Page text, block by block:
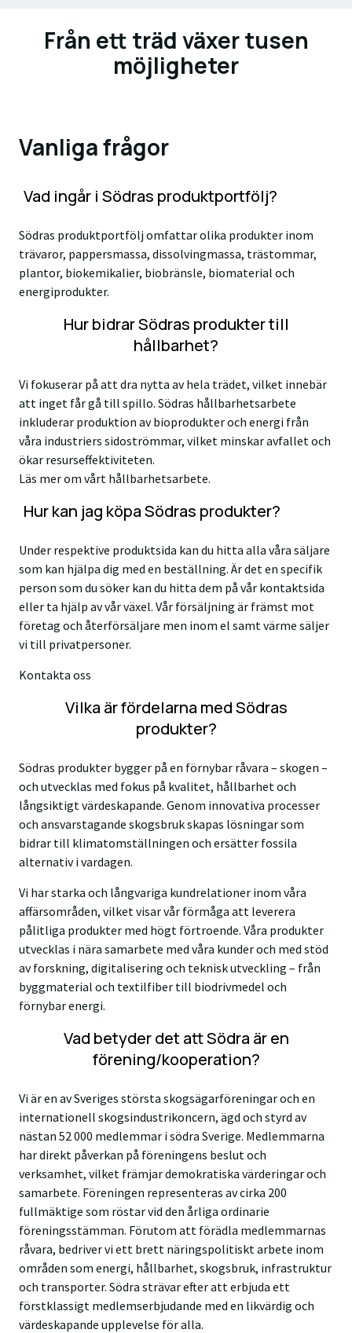
Från ett träd växer tusen
möjligheter
Vanliga frågor
Vad ingår i Södras produktportfölj?
Södras produktportfölj omfattar olika produkter inom
trävaror, pappersmassa, dissolvingmassa, trästommar,
plantor, biokemikalier, biobränsle, biomaterial och
energiprodukter.
Hur bidrar Södras produkter till
hållbarhet?
Vi fokuserar på att dra nytta av hela trädet, vilket innebär
att inget får gå till spillo. Södras hållbarhetsarbete
inkluderar produktion av bioprodukter och energi från
våra industriers sidoströmmar, vilket minskar avfallet och
ökar resurseffektiviteten.
Läs mer om vårt hållbarhetsarbete.
Hur kan jag köpa Södras produkter?
Under respektive produktsida kan du hitta alla våra säljare
som kan hjälpa dig med en beställning. Är det en specifik
person som du söker kan du hitta dem på vår kontaktsida
eller ta hjälp av vår växel. Vår försäljning är främst mot
företag och återförsäljare men inom el samt värme säljer
vi till privatpersoner.
Kontakta oss
Vilka är fördelarna med Södras
produkter?
Södras produkter bygger på en förnybar råvara – skogen –
och utvecklas med fokus på kvalitet, hållbarhet och
långsiktigt värdeskapande. Genom innovativa processer
och ansvarstagande skogsbruk skapas lösningar som
bidrar till klimatomställningen och ersätter fossila
alternativ i vardagen.
Vi har starka och långvariga kundrelationer inom våra
affärsområden, vilket visar vår förmåga att leverera
pålitliga produkter med högt förtroende. Våra produkter
utvecklas i nära samarbete med våra kunder och med stöd
av forskning, digitalisering och teknisk utveckling – från
byggmaterial och textilfiber till biodrivmedel och
förnybar energi.
Vad betyder det att Södra är en
förening/kooperation?
Vi är en av Sveriges största skogsägarföreningar och en
internationell skogsindustrikoncern, ägd och styrd av
nästan 52 000 medlemmar i södra Sverige. Medlemmarna
har direkt påverkan på föreningens beslut och
verksamhet, vilket främjar demokratiska värderingar och
samarbete. Föreningen representeras av cirka 200
fullmäktige som röstar vid den årliga ordinarie
föreningsstämman. Förutom att förädla medlemmarnas
råvara, bedriver vi ett brett näringspolitiskt arbete inom
områden som energi, hållbarhet, skogsbruk, infrastruktur
och transporter. Södra strävar efter att erbjuda ett
förstklassigt medlemserbjudande med en likvärdig och
värdeskapande upplevelse för alla.